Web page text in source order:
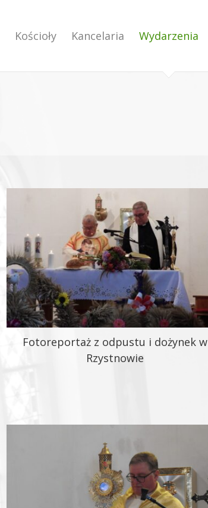
Kościoły Kancelaria Wydarzenia
Fotoreportaż z odpustu i dożynek w
Rzystnowie